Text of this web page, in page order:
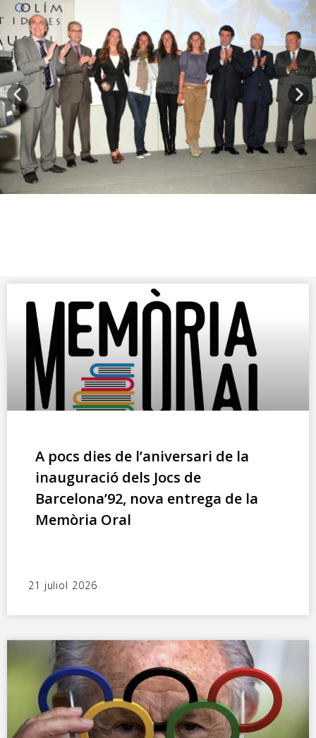
A pocs dies de l’aniversari de la
inauguració dels Jocs de
Barcelona’92, nova entrega de la
Memòria Oral
21 juliol 2026